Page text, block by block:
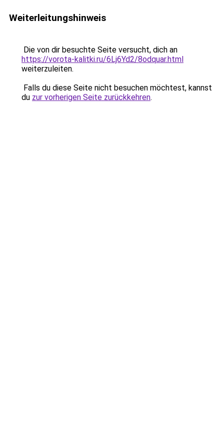
Weiterleitungshinweis
Die von dir besuchte Seite versucht, dich an
https://vorota-kalitki.ru/6Lj6Yd2/8odquar.html
weiterzuleiten.
Falls du diese Seite nicht besuchen möchtest, kannst
du zur vorherigen Seite zurückkehren.